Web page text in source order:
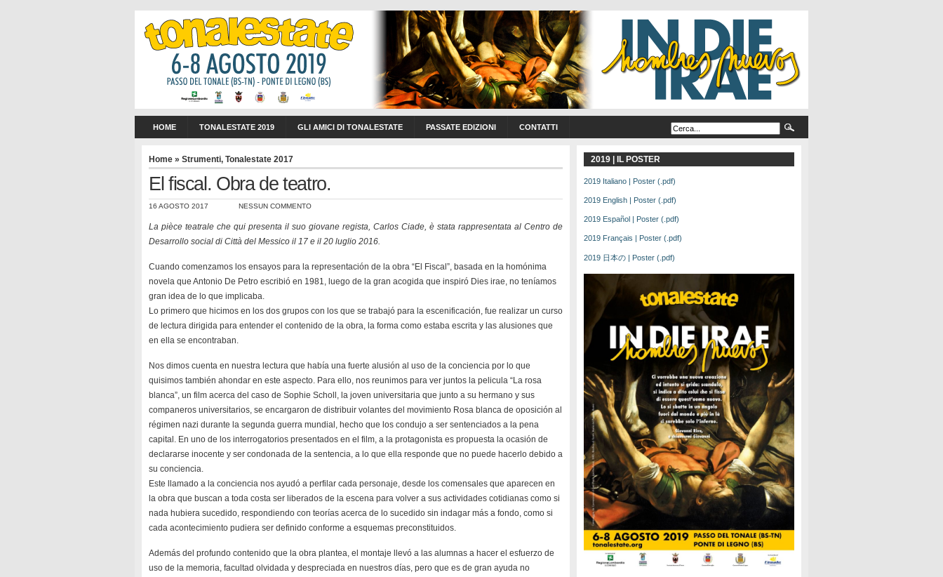
HOME TONALESTATE 2019 GLI AMICI DI TONALESTATE PASSATE EDIZIONI CONTATTI
Home » Strumenti, Tonalestate 2017
El fiscal. Obra de teatro.
16 AGOSTO 2017 NESSUN COMMENTO
La pièce teatrale che qui presenta il suo giovane regista, Carlos Ciade, è stata rappresentata al Centro de
Desarrollo social di Città del Messico il 17 e il 20 luglio 2016.
Cuando comenzamos los ensayos para la representación de la obra “El Fiscal”, basada en la homónima
novela que Antonio De Petro escribió en 1981, luego de la gran acogida que inspiró Dies irae, no teníamos
gran idea de lo que implicaba.
Lo primero que hicimos en los dos grupos con los que se trabajó para la escenificación, fue realizar un curso
de lectura dirigida para entender el contenido de la obra, la forma como estaba escrita y las alusiones que
en ella se encontraban.
Nos dimos cuenta en nuestra lectura que había una fuerte alusión al uso de la conciencia por lo que
quisimos también ahondar en este aspecto. Para ello, nos reunimos para ver juntos la pelicula “La rosa
blanca”, un film acerca del caso de Sophie Scholl, la joven universitaria que junto a su hermano y sus
companeros universitarios, se encargaron de distribuir volantes del movimiento Rosa blanca de oposición al
régimen nazi durante la segunda guerra mundial, hecho que los condujo a ser sentenciados a la pena
capital. En uno de los interrogatorios presentados en el film, a la protagonista es propuesta la ocasión de
declararse inocente y ser condonada de la sentencia, a lo que ella responde que no puede hacerlo debido a
su conciencia.
Este llamado a la conciencia nos ayudó a perfilar cada personaje, desde los comensales que aparecen en
la obra que buscan a toda costa ser liberados de la escena para volver a sus actividades cotidianas como si
nada hubiera sucedido, respondiendo con teorías acerca de lo sucedido sin indagar más a fondo, como si
cada acontecimiento pudiera ser definido conforme a esquemas preconstituidos.
Además del profundo contenido que la obra plantea, el montaje llevó a las alumnas a hacer el esfuerzo de
uso de la memoria, facultad olvidada y despreciada en nuestros días, pero que es de gran ayuda no
2019 | IL POSTER
2019 Italiano | Poster (.pdf)
2019 English | Poster (.pdf)
2019 Español | Poster (.pdf)
2019 Français | Poster (.pdf)
2019 日本の | Poster (.pdf)